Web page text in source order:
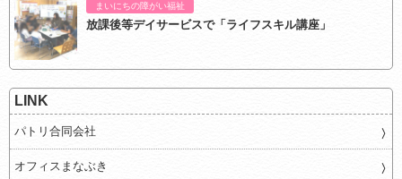
まいにちの障がい福祉
放課後等デイサービスで「ライフスキル講座」
LINK
パトリ合同会社
オフィスまなぶき